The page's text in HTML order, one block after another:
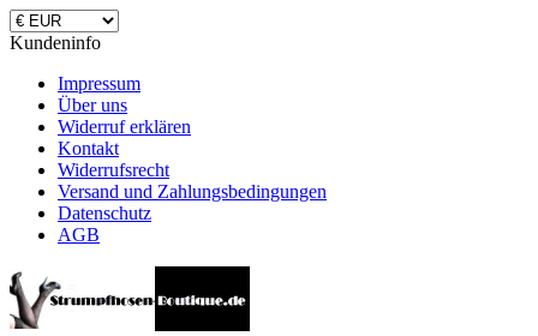
Kundeninfo
Impressum
Über uns
Widerruf erklären
Kontakt
Widerrufsrecht
Versand und Zahlungsbedingungen
Datenschutz
AGB